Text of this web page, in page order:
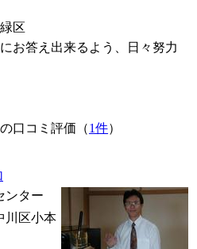
区
お答え出来るよう、日々努力
口コミ評価（1件）
ンター
川区小本